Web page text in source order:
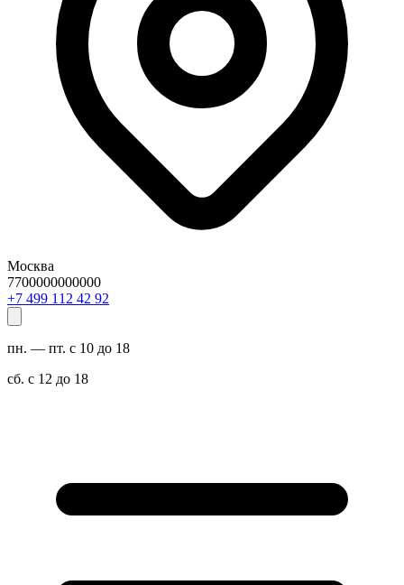
Москва
7700000000000
29 24 211 994 7+
пн. — пт. с 10 до 18
сб. с 12 до 18